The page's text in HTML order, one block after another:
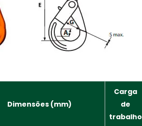
Dimensões (mm)
Carga
de
trabalho